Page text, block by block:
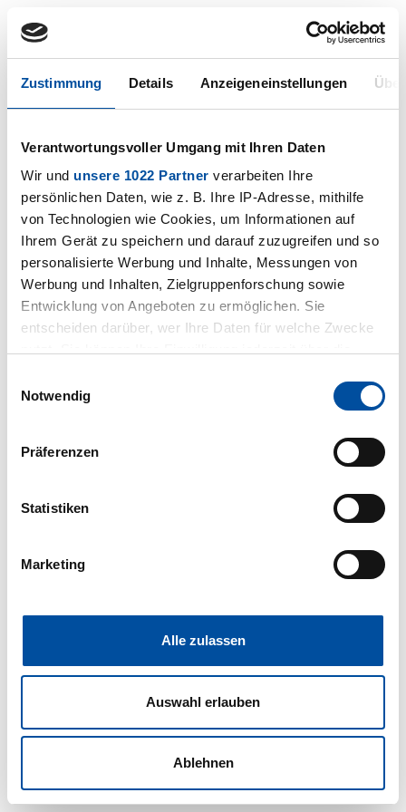
Zustimmung Details Anzeigeneinstellungen
Verantwortungsvoller Umgang mit Ihren Daten
Wir und unsere 1022 Partner verarbeiten Ihre
persönlichen Daten, wie z. B. Ihre IP-Adresse, mithilfe
von Technologien wie Cookies, um Informationen auf
Ihrem Gerät zu speichern und darauf zuzugreifen und so
personalisierte Werbung und Inhalte, Messungen von
Werbung und Inhalten, Zielgruppenforschung sowie
Entwicklung von Angeboten zu ermöglichen. Sie
entscheiden darüber, wer Ihre Daten für welche Zwecke
Trigger Symbol ändern oder widerrufen
Informationen über Ihre geografische Lage erfassen,
Ihr Gerät durch aktives Scannen nach bestimmten
Erfahren Sie mehr darüber, wie Ihre persönlichen Daten
verarbeitet werden, und legen Sie Ihre Präferenzen im
Wir verwenden Cookies, um Inhalte und Anzeigen zu
personalisieren, Funktionen für soziale Medien anbieten
zu können und die Zugriffe auf unsere Website zu
analysieren. Außerdem geben wir Informationen zu Ihrer
Verwendung unserer Website an unsere Partner für
Partner führen diese Informationen möglicherweise mit
weiteren Daten zusammen, die Sie ihnen bereitgestellt
Notwendig
Präferenzen
Statistiken
Marketing
Alle zulassen
Auswahl erlauben
Ablehnen
Zertifikate
Zertifikate